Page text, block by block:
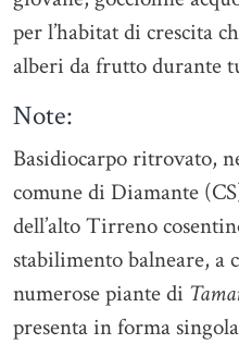
per l’habitat di crescita
alberi da frutto durante
Note:
Basidiocarpo ritrovato,
comune di Diamante
dell’alto Tirreno
stabilimento balneare, a
numerose piante di
presenta in forma